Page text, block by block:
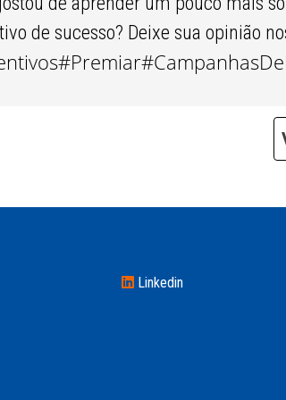
de sucesso? Deixe sua opinião
#Premiar
Linkedin